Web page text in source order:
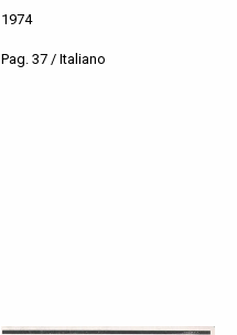
1974
Pag. 37 / Italiano